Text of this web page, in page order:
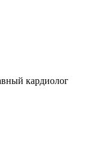
кардиолог